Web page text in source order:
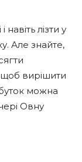
лізти у
Але знайте,
вирішити
можна
Овну